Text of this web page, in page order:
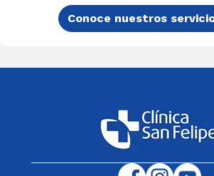
Conoce nuestros